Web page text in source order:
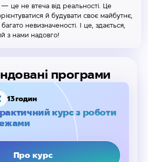
— це не втеча від реальності. Це
й будувати своє майбутнє,
невизначеності. І це, здається,
з нами надовго!
програми
13 годин
курс з роботи
Про курс